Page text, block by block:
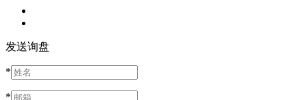
发送询盘
*
*